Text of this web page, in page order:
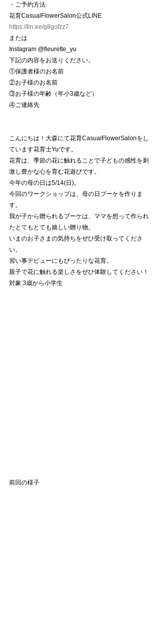
・ご予約方法
花育CasualFlowerSalon公式LINE
https://lin.ee/g8gofzz7
または
Instagram @fleurette_yu
下記の内容をお送りください。
①保護者様のお名前
②お子様のお名前
③お子様の年齢（年小3歳など）
④ご連絡先
こんにちは！大森にて花育CasualFlowerSalonをし
ています花育士Yuです。
花育は、季節の花に触れることで子どもの感性を刺
激し豊かな心を育む花遊びです。
今年の母の日は5/14(日)。
今回のワークショップは、母の日ブーケを作りま
す。
我が子から贈られるブーケは、ママを想って作られ
たとてもとても嬉しい贈り物。
いまのお子さまの気持ちをぜひ受け取ってくださ
い。
習い事デビューにもぴったりな花育。
親子で花に触れる楽しさをぜひ体験してください！
対象:3歳から小学生
前回の様子